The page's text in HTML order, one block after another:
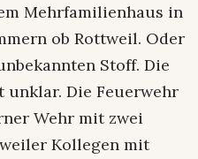
Mehrfamilienhaus in
ob Rottweil. Oder
Stoff. Die
unklar. Die Feuerwehr
Wehr mit zwei
Kollegen mit